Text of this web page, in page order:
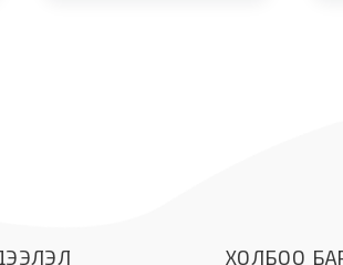
ХОЛБОО